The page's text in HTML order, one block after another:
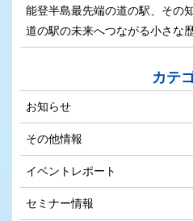
能登半島最先端の道の駅、その
道の駅の未来へつながる小さな
カテ
お知らせ
その他情報
イベントレポート
セミナー情報